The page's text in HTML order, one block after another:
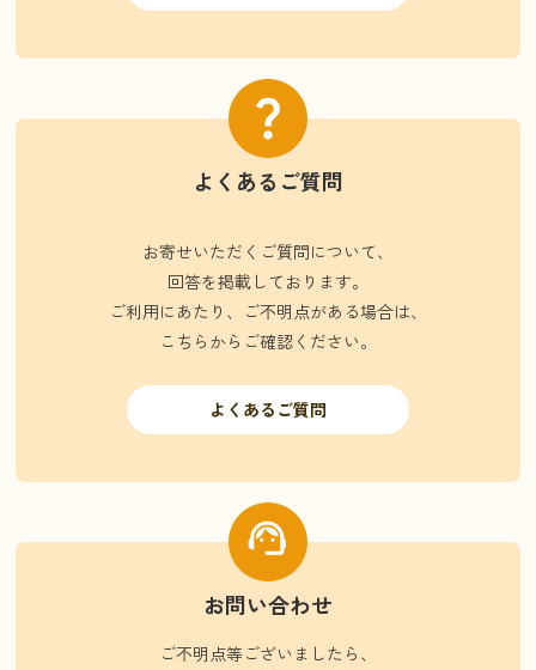
よくあるご質問
お寄せいただくご質問について、
回答を掲載しております。
ご利用にあたり、ご不明点がある場合は、
こちらからご確認ください。
よくあるご質問
お問い合わせ
ご不明点等ございましたら、